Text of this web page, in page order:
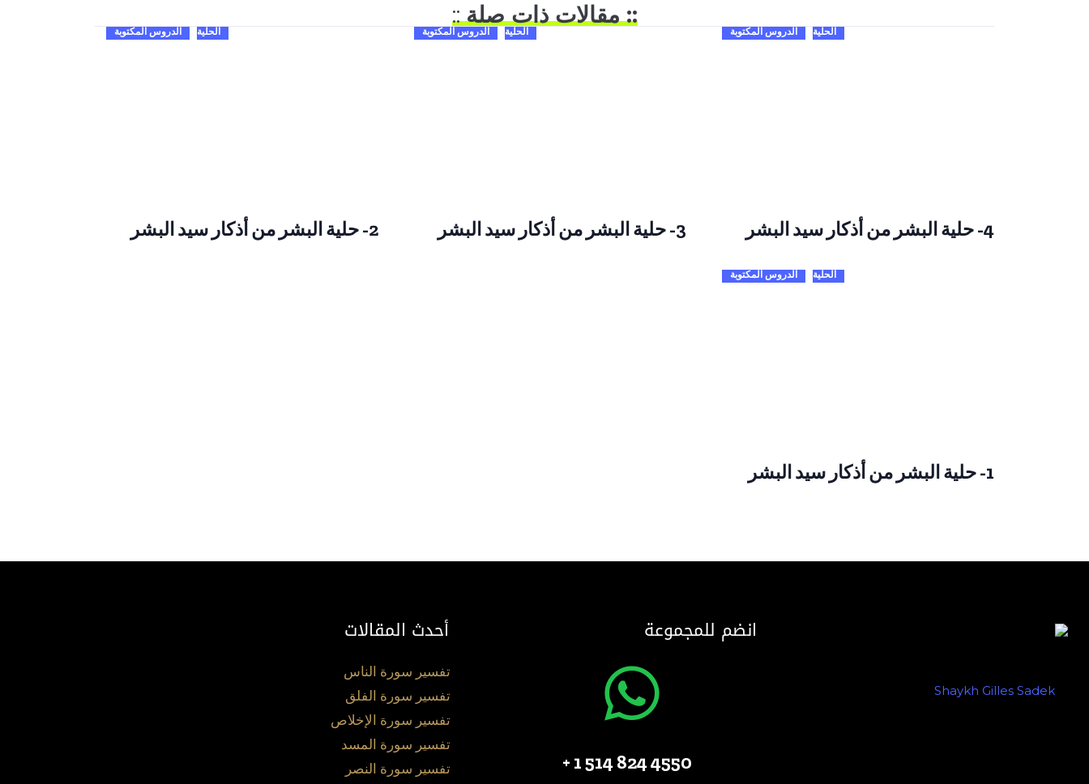
:: مقالات ذات صلة::
الحلية الدروس المكتوبة
4- حلية البشر من أذكار سيد البشر
الحلية الدروس المكتوبة
3- حلية البشر من أذكار سيد البشر
الحلية الدروس المكتوبة
2- حلية البشر من أذكار سيد البشر
الحلية الدروس المكتوبة
1- حلية البشر من أذكار سيد البشر
انضم للمجموعة
4550 824 514 1 +
أحدث المقالات
تفسير سورة الناس
تفسير سورة الفلق
تفسير سورة الإخلاص
تفسير سورة المسد
تفسير سورة النصر